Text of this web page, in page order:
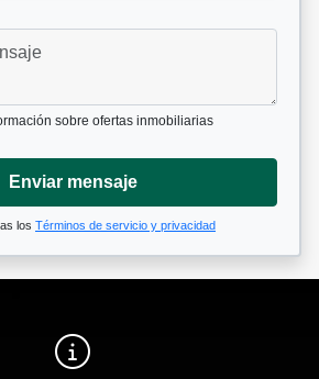
sobre ofertas inmobiliarias
Enviar mensaje
los Términos de servicio y privacidad